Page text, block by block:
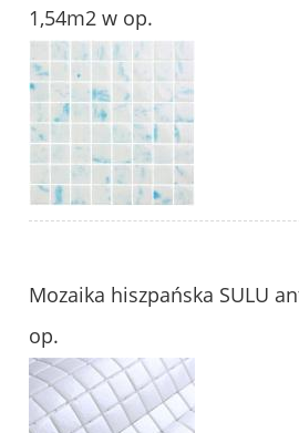
1,54m2 w op.
Mozaika hiszpańska SULU
op.